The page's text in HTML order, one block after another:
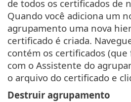
de todos os certificados de
Quando você adiciona um
agrupamento uma nova
certificado é criada.
contém os certificados (que
com o Assistente do
o arquivo do certificado e
Destruir agrupamento